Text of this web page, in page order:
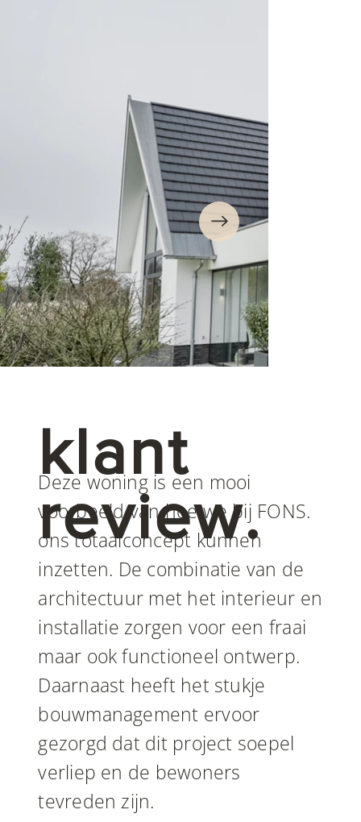
klant
review.
Deze woning is een mooi
voorbeeld van hoe we bij FONS.
ons totaalconcept kunnen
inzetten. De combinatie van de
architectuur met het interieur en
installatie zorgen voor een fraai
maar ook functioneel ontwerp.
Daarnaast heeft het stukje
bouwmanagement ervoor
gezorgd dat dit project soepel
verliep en de bewoners
tevreden zijn.